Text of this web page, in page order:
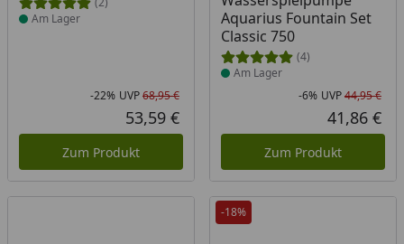
Am Lager
Rabatt in Prozent
-22%
Ursprünglicher Preis
UVP68,95 €
Aktueller Preis
53,59 €
Zum Produkt
Aquarius Fountain Set
Classic 750
(4)
Am Lager
-6% UVP44,95 €
41,86 €
Zum Produkt
-18%